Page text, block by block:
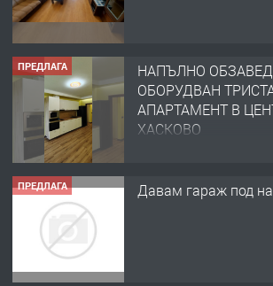
ПРЕДЛАГА
НАПЪЛНО
ОБОРУДВАН
АПАРТАМЕНТ В
ХАСКОВО
ПРЕДЛАГА Давам гараж под